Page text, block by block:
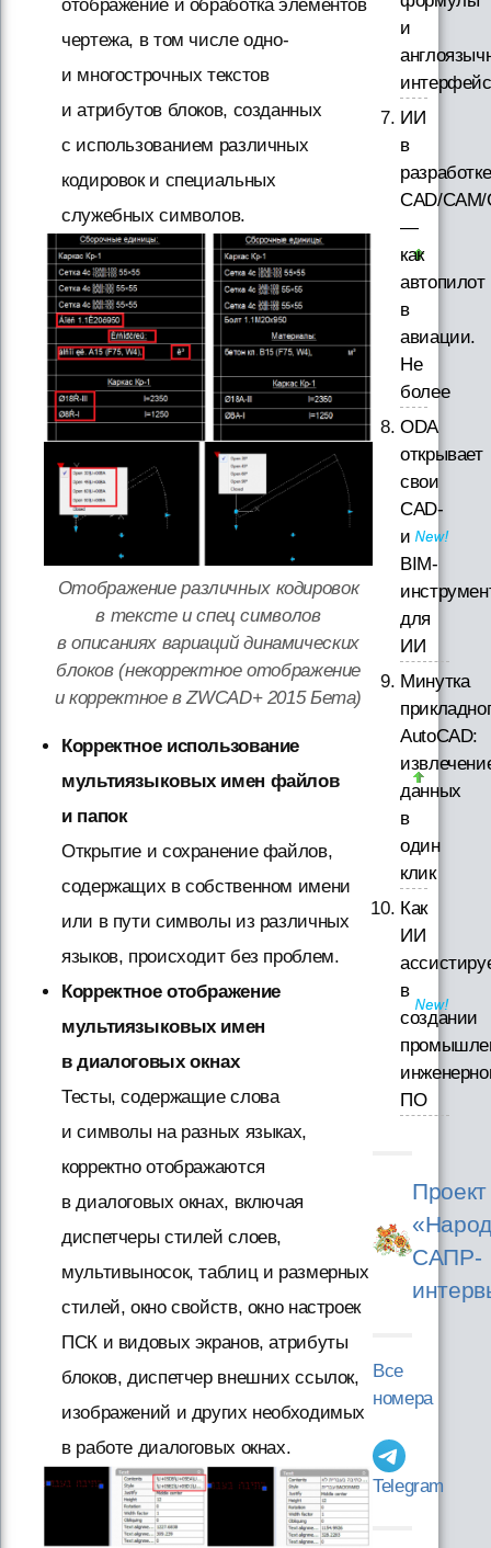
отображение и обработка элементов
чертежа, в том числе одно-
и многострочных текстов
и атрибутов блоков, созданных
с использованием различных
кодировок и специальных
служебных символов.
Отображение различных кодировок
в тексте и спец символов
в описаниях вариаций динамических
блоков (некорректное отображение
и корректное в ZWCAD+ 2015 Бета)
Корректное использование
мультиязыковых имен файлов
и папок
Открытие и сохранение файлов,
содержащих в собственном имени
или в пути символы из различных
языков, происходит без проблем.
Корректное отображение
мультиязыковых имен
в диалоговых окнах
Тесты, содержащие слова
и символы на разных языках,
корректно отображаются
в диалоговых окнах, включая
диспетчеры стилей слоев,
мультивыносок, таблиц и размерных
стилей, окно свойств, окно настроек
ПСК и видовых экранов, атрибуты
блоков, диспетчер внешних ссылок,
изображений и других необходимых
в работе диалоговых окнах.
и
ИИ
в
разработке
CAD/
—
как
автопилот
в
авиации.
Не
более
ODA
открывает
свои
CAD-
и
BIM-
для
ИИ
Минутка
AutoCAD:
данных
в
один
клик
Как
ИИ
в
создании
ПО
Проект
САПР-
Все
номера
Telegram